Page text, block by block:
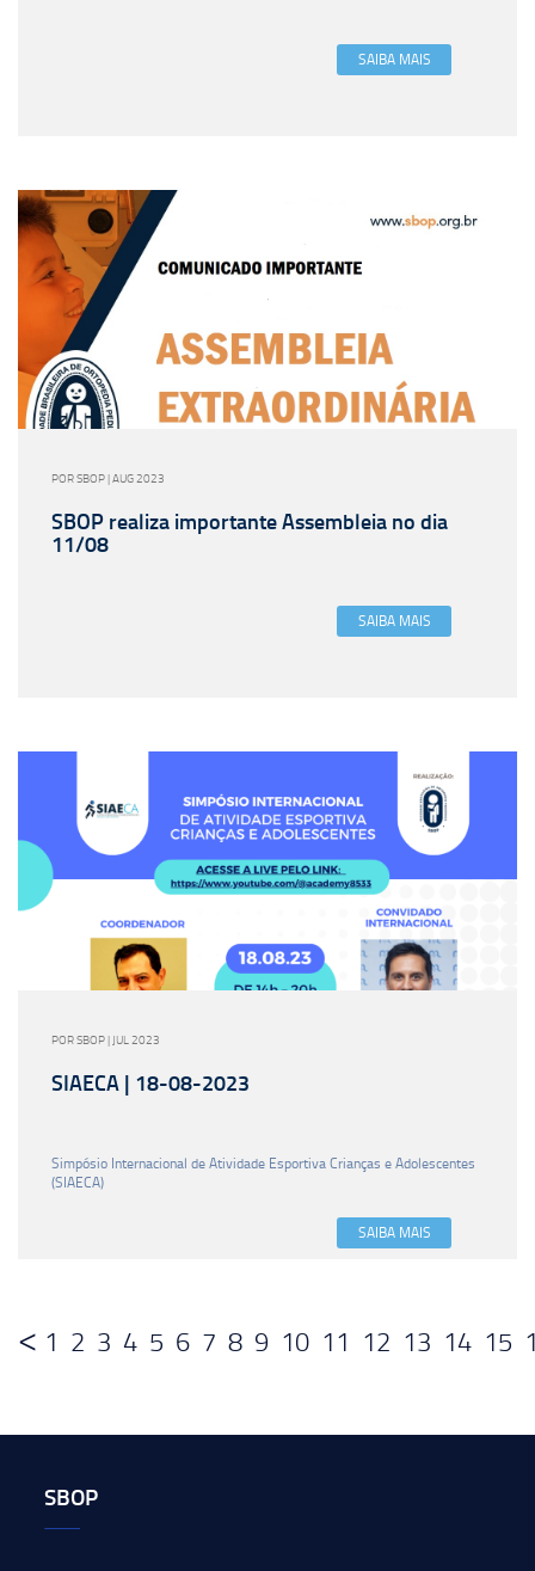
SAIBA MAIS
POR SBOP | AUG 2023
SBOP realiza importante Assembleia no dia
11/08
SAIBA MAIS
POR SBOP | JUL 2023
SIAECA | 18-08-2023
Simpósio Internacional de Atividade Esportiva Crianças e Adolescentes
(SIAECA)
SAIBA MAIS
1 2 3 4 5 6 7 8 9 10 11 12 13 14 15
SBOP